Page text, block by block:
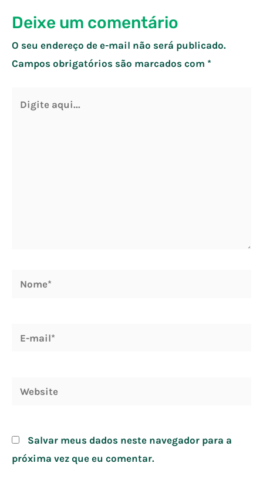
Deixe um comentário
O seu endereço de e-mail não será publicado.
Campos obrigatórios são marcados com *
aqui...
Nome*
Website
Salvar meus dados neste navegador para a
próxima vez que eu comentar.